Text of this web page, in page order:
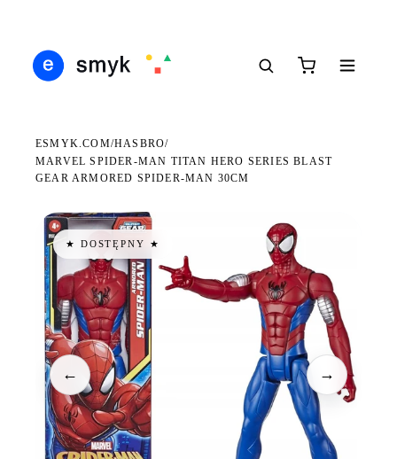
ESMYK.COM/HASBRO/
MARVEL SPIDER-MAN TITAN HERO SERIES BLAST
GEAR ARMORED SPIDER-MAN 30CM
★ DOSTĘPNY ★
← →